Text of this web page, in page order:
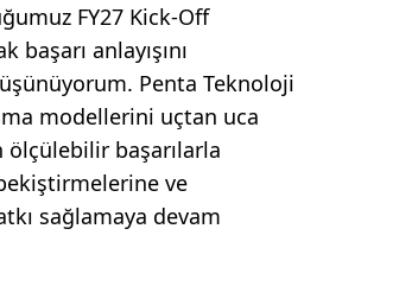
FY27 Kick-Off
anlayışını
Penta Teknoloji
modellerini uçtan uca
ölçülebilir başarılarla
ve
sağlamaya devam